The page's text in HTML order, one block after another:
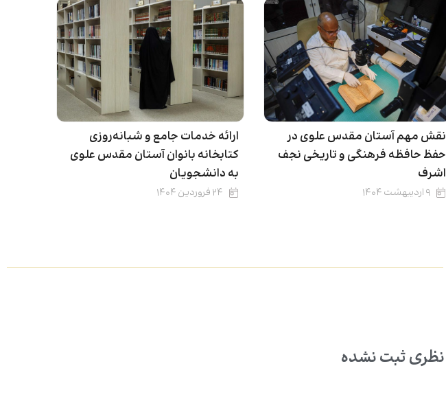
نقش‌ مهم آستان مقدس علوی در
حفظ حافظه فرهنگی و تاریخی نجف
اشرف
۹ اردیبهشت ۱۴۰۴
ارائه خدمات جامع و شبانه‌روزی
کتابخانه بانوان آستان مقدس علوی
به دانشجویان
۲۴ فروردین ۱۴۰۴
نظری ثبت نشده